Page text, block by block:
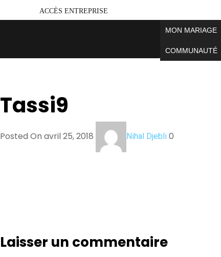
ACCÈS ENTREPRISE
MON MARIAGE
COMMUNAUTÉ
Tassi9
Posted On avril 25, 2018 Nihal Djebli 0
Laisser un commentaire